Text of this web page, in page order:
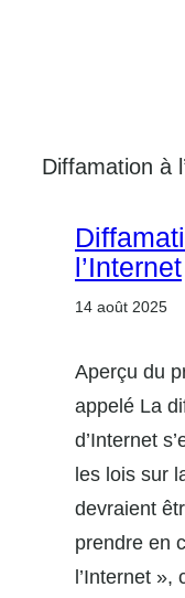
Diffamation à
l’Internet
14 août 2025
Aperçu du
appelé La
d’Internet
les lois sur
devraient
prendre en
l’Internet »,